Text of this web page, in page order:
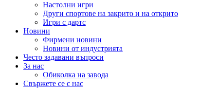
Настолни игри
Други спортове на закрито и на открито
Игри с дартс
Новини
Фирмени новини
Новини от индустрията
Често задавани въпроси
За нас
Обиколка на завода
Свържете се с нас